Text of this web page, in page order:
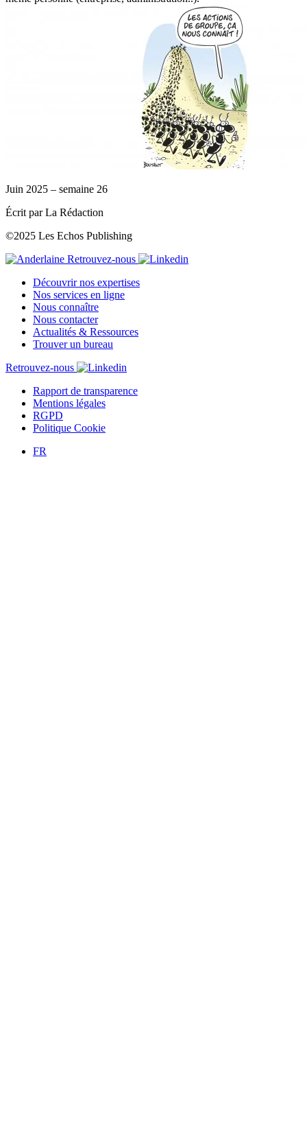
Juin 2025 – semaine 26
Écrit par La Rédaction
©2025 Les Echos Publishing
Retrouvez-nous
Découvrir nos expertises
Nos services en ligne
Nous connaître
Nous contacter
Actualités & Ressources
Trouver un bureau
Retrouvez-nous
Rapport de transparence
Mentions légales
RGPD
Politique Cookie
FR